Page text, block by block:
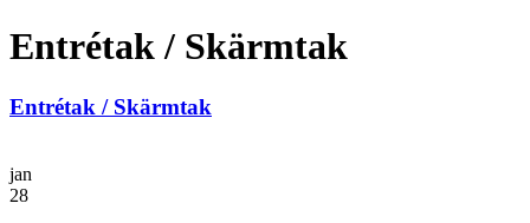
Entrétak / Skärmtak
Entrétak / Skärmtak
jan
28